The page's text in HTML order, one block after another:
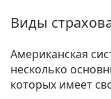
Виды
Американская
несколько
которых имеет